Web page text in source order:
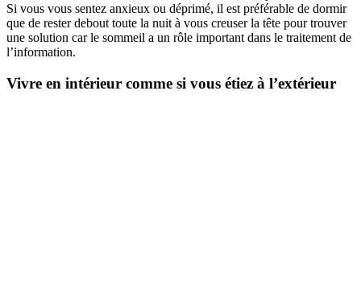
Si vous vous sentez anxieux ou déprimé, il est préférable de dormir
que de rester debout toute la nuit à vous creuser la tête pour trouver
une solution car le sommeil a un rôle important dans le traitement de
l’information.
Vivre en intérieur comme si vous étiez à l’extérieur